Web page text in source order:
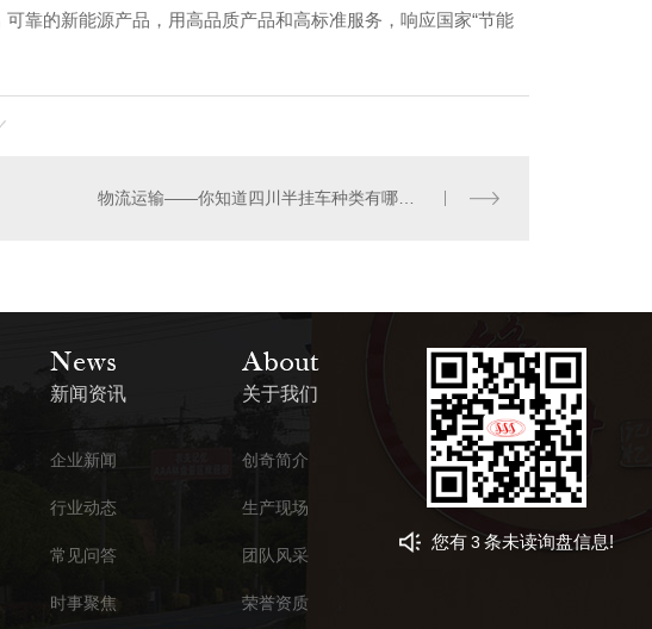
靠的新能源产品，用高品质产品和高标准服务，响应国家“节能
物流运输——你知道四川半挂车种类有哪些？
新闻资讯
企业新闻
行业动态
常见问答
时事聚焦
关于我们
创奇简介
生产现场
团队风采
荣誉资质
您有3条未读询盘信息!